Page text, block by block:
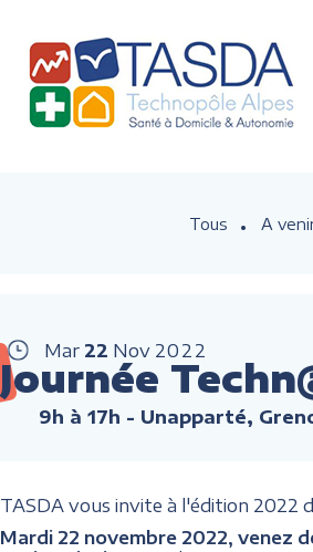
Tous A
Mar 22 Nov 2022
Journée
9h à 17h - Unapparté,
TASDA vous invite à l'édition 2022
Mardi 22 novembre 2022, venez